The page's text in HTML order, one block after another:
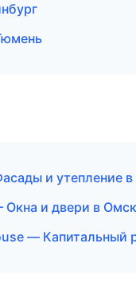
и утепление
и двери в Омск
— Капитальный